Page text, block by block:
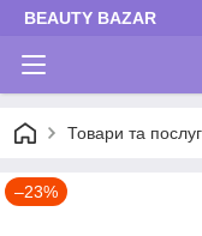
BEAUTY BAZAR
Товари та
–23%